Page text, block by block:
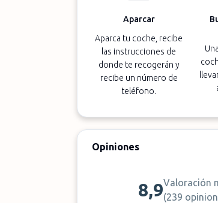
Aparcar
Aparca tu coche, recibe
las instrucciones de
donde te recogerán y
recibe un número de
teléfono.
Opiniones
8,9Valoración
(239